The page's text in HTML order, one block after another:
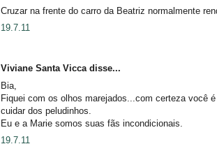
Cruzar na frente do carro da Beatriz normalmente
19.7.11
Viviane Santa Vicca disse...
Bia,
Fiquei com os olhos marejados...com certeza você
cuidar dos peludinhos.
Eu e a Marie somos suas fãs incondicionais.
19.7.11